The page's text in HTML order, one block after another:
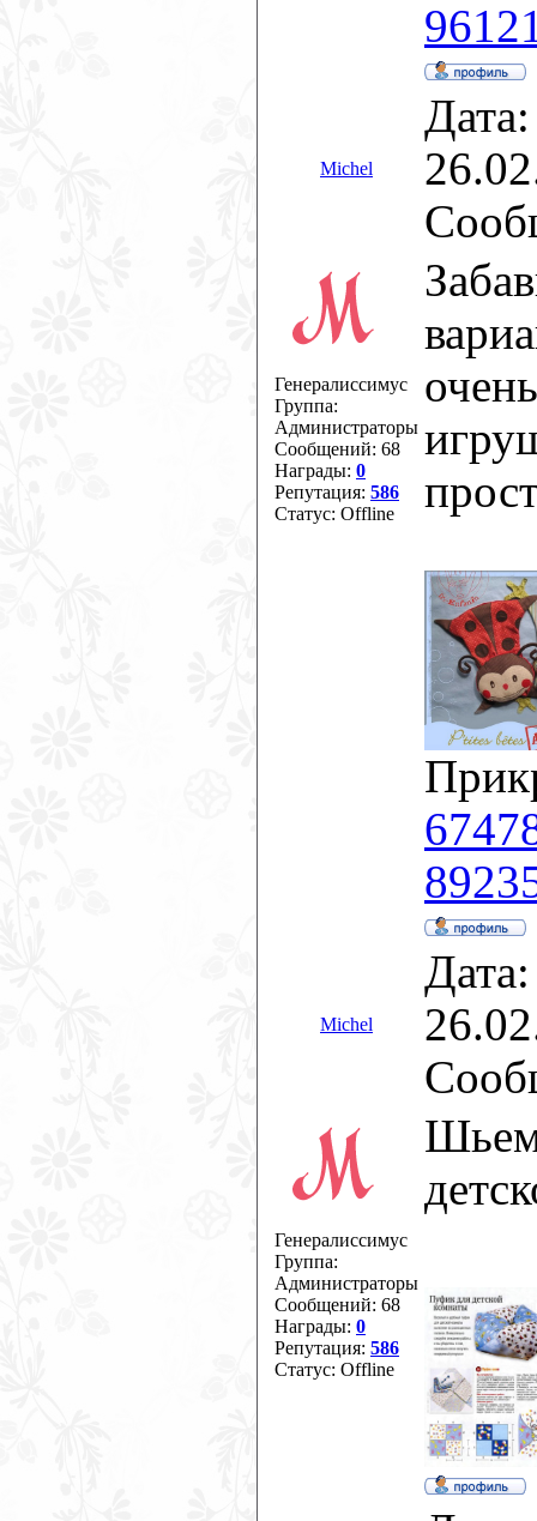
Michel
Генералиссимус
Группа:
Администраторы
Сообщений: 68
Награды: 0
Репутация: 586
Статус: Offline
Michel
Генералиссимус
Группа:
Администраторы
Сообщений: 68
Награды: 0
Репутация: 586
Статус: Offline